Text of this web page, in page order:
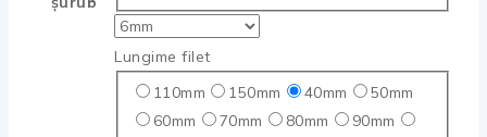
Lungime filet
110mm
150mm 40mm
50mm
60mm
70mm 80mm
90mm